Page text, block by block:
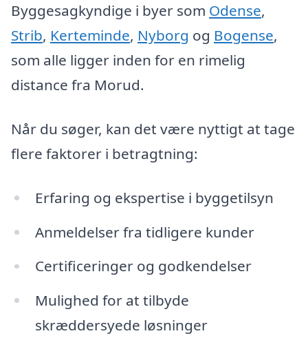
Byggesagkyndige i byer som Odense,
Strib, Kerteminde, Nyborg og Bogense,
som alle ligger inden for en rimelig
distance fra Morud.
Når du søger, kan det være nyttigt at tage
flere faktorer i betragtning:
Erfaring og ekspertise i byggetilsyn
Anmeldelser fra tidligere kunder
Certificeringer og godkendelser
Mulighed for at tilbyde
skræddersyede løsninger